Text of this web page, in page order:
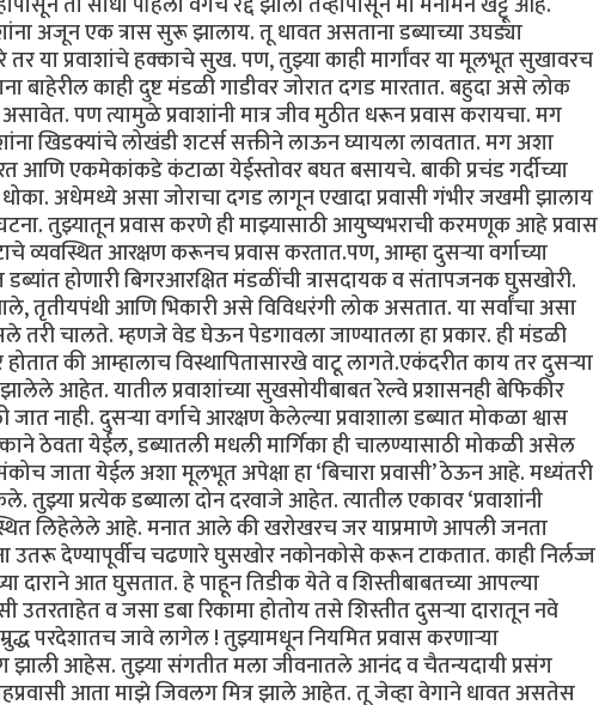
अजून एक त्रास सुरू झालाय. तू धावत असताना डब्याच्या उघड्या
या प्रवाशांचे हक्काचे सुख. पण, तुझ्या काही मार्गांवर या मूलभूत सुखावरच
बाहेरील काही दुष्ट मंडळी गाडीवर जोरात दगड मारतात. बहुदा असे लोक
पण त्यामुळे प्रवाशांनी मात्र जीव मुठीत धरून प्रवास करायचा. मग
खिडक्यांचे लोखंडी शटर्स सक्तीने लाऊन घ्यायला लावतात. मग अशा
आणि एकमेकांकडे कंटाळा येईस्तोवर बघत बसायचे. बाकी प्रचंड गर्दीच्या
अधेमध्ये असा जोराचा दगड लागून एखादा प्रवासी गंभीर जखमी झालाय
तुझ्यातून प्रवास करणे ही माझ्यासाठी आयुष्यभराची करमणूक आहे प्रवास
आरक्षण करूनच प्रवास करतात.पण, आम्हा दुसऱ्या वर्गाच्या
होणारी बिगरआरक्षित मंडळींची त्रासदायक व संतापजनक घुसखोरी.
तृतीयपंथी आणि भिकारी असे विविधरंगी लोक असतात. या सर्वांचा असा
चालते. म्हणजे वेड घेऊन पेडगावला जाण्यातला हा प्रकार. ही मंडळी
की आम्हालाच विस्थापितासारखे वाटू लागते.एकंदरीत काय तर दुसऱ्या
आहेत. यातील प्रवाशांच्या सुखसोयीबाबत रेल्वे प्रशासनही बेफिकीर
जात नाही. दुसऱ्या वर्गाचे आरक्षण केलेल्या प्रवाशाला डब्यात मोकळा श्वास
ठेवता येईल, डब्यातली मधली मार्गिका ही चालण्यासाठी मोकळी असेल
जाता येईल अशा मूलभूत अपेक्षा हा ‘बिचारा प्रवासी’ ठेऊन आहे. मध्यंतरी
तुझ्या प्रत्येक डब्याला दोन दरवाजे आहेत. त्यातील एकावर ‘प्रवाशांनी
लिहेलेले आहे. मनात आले की खरोखरच जर याप्रमाणे आपली जनता
उतरू देण्यापूर्वीच चढणारे घुसखोर नकोनकोसे करून टाकतात. काही निर्लज्ज
दाराने आत घुसतात. हे पाहून तिडीक येते व शिस्तीबाबतच्या आपल्या
उतरताहेत व जसा डबा रिकामा होतोय तसे शिस्तीत दुसऱ्या दारातून नवे
परदेशातच जावे लागेल ! तुझ्यामधून नियमित प्रवास करणाऱ्या
झाली आहेस. तुझ्या संगतीत मला जीवनातले आनंद व चैतन्यदायी प्रसंग
आता माझे जिवलग मित्र झाले आहेत. तू जेव्हा वेगाने धावत असतेस